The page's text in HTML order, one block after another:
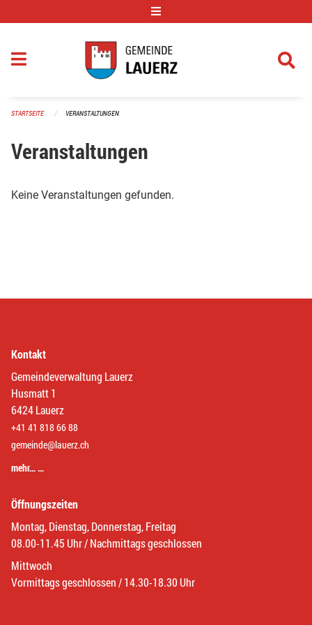
STARTSEITE VERANSTALTUNGEN
Veranstaltungen
Keine Veranstaltungen gefunden.
Kontakt
Gemeindeverwaltung Lauerz
Husmatt 1
6424 Lauerz
+41 41 818 66 88
gemeinde@lauerz.ch
mehr… …
Öffnungszeiten
Montag, Dienstag, Donnerstag, Freitag
08.00-11.45 Uhr / Nachmittags geschlossen
Mittwoch
Vormittags geschlossen / 14.30-18.30 Uhr